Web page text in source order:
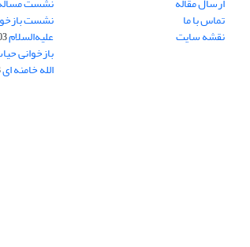
تماس با ما
نقشه سایت
نشست
علیه‌السلام
بازخوانی
الله خامنه ای